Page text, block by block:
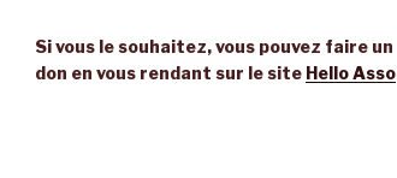
Si vous le souhaitez, vous pouvez faire un
don en vous rendant sur le site Hello Asso